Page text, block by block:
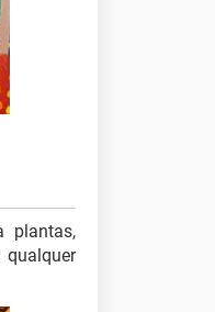
plantas,
qualquer